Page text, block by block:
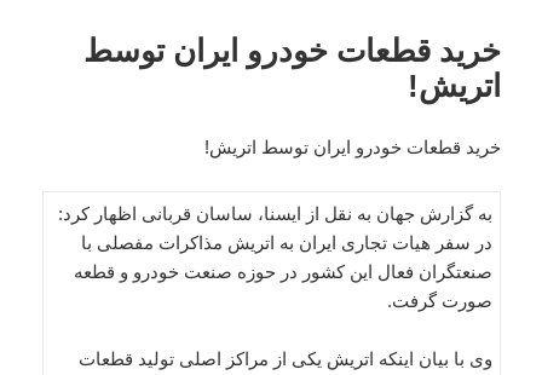
خرید قطعات خودرو ایران توسط
اتریش!
خرید قطعات خودرو ایران توسط اتریش!
به گزارش جهان به نقل از ایسنا، ساسان قربانی اظهار کرد:
در سفر هیات تجاری ایران به اتریش مذاکرات مفصلی با
صنعتگران فعال این کشور در حوزه صنعت خودرو و قطعه
صورت گرفت.
وی با بیان اینکه اتریش یکی از مراکز اصلی تولید قطعات